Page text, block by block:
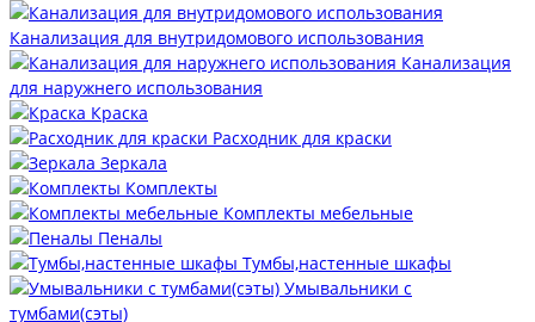
Канализация для внутридомового использования
Канализация
для наружнего использования
Краска
Расходник для краски
Зеркала
Комплекты
Комплекты мебельные
Пеналы
Тумбы,настенные шкафы
Умывальники с
тумбами(сэты)